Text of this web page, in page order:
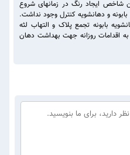
شاخص ایجاد رنگ در زمانهای شروع
و دهانشویه کنترل وجود نداشت.
بابونه تجمع پلاک و التهاب لثه
اقدامات روزانه جهت بهداشت دهان